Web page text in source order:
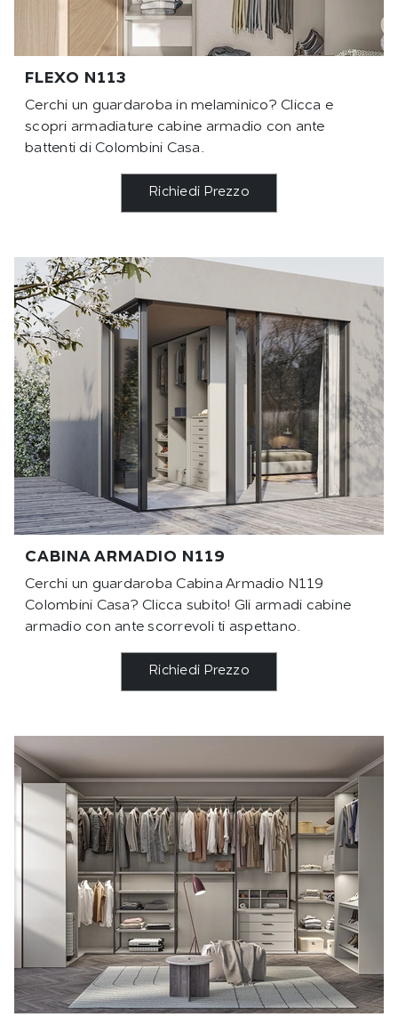
FLEXO N113
Cerchi un guardaroba in melaminico? Clicca e
scopri armadiature cabine armadio con ante
battenti di Colombini Casa.
Richiedi Prezzo
CABINA ARMADIO N119
Cerchi un guardaroba Cabina Armadio N119
Colombini Casa? Clicca subito! Gli armadi cabine
armadio con ante scorrevoli ti aspettano.
Richiedi Prezzo